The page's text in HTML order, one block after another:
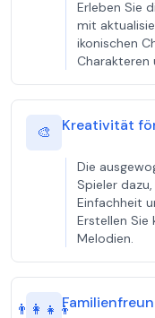
Erleben Sie
mit
ikonischen
Charakteren
🎨 Kreativität
Die
Spieler
Einfachheit
Erstellen
Melodien.
👨‍👩‍👧‍👦